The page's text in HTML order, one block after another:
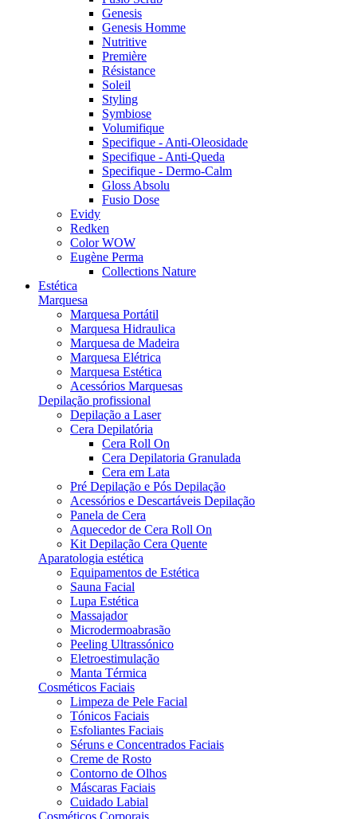
Genesis
Genesis Homme
Nutritive
Première
Résistance
Soleil
Styling
Symbiose
Volumifique
Specifique - Anti-Oleosidade
Specifique - Anti-Queda
Specifique - Dermo-Calm
Gloss Absolu
Fusio Dose
Evidy
Redken
Color WOW
Eugène Perma
Collections Nature
Estética
Marquesa
Marquesa Portátil
Marquesa Hidraulica
Marquesa de Madeira
Marquesa Elétrica
Marquesa Estética
Acessórios Marquesas
Depilação profissional
Depilação a Laser
Cera Depilatória
Cera Roll On
Cera Depilatoria Granulada
Cera em Lata
Pré Depilação e Pós Depilação
Acessórios e Descartáveis Depilação
Panela de Cera
Aquecedor de Cera Roll On
Kit Depilação Cera Quente
Aparatologia estética
Equipamentos de Estética
Sauna Facial
Lupa Estética
Massajador
Microdermoabrasão
Peeling Ultrassónico
Eletroestimulação
Manta Térmica
Cosméticos Faciais
Limpeza de Pele Facial
Tónicos Faciais
Esfoliantes Faciais
Séruns e Concentrados Faciais
Creme de Rosto
Contorno de Olhos
Máscaras Faciais
Cuidado Labial
Cosméticos Corporais